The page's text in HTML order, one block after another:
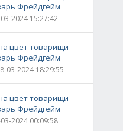
Фрейдгейм
2024 15:27:42
цвет товарищи
Фрейдгейм
03-2024 18:29:55
цвет товарищи
Фрейдгейм
2024 00:09:58